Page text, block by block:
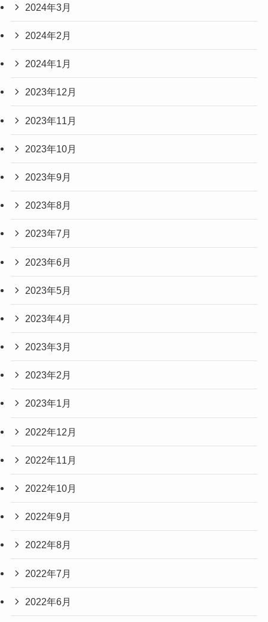
2024年3月
2024年2月
2024年1月
2023年12月
2023年11月
2023年10月
2023年9月
2023年8月
2023年7月
2023年6月
2023年5月
2023年4月
2023年3月
2023年2月
2023年1月
2022年12月
2022年11月
2022年10月
2022年9月
2022年8月
2022年7月
2022年6月